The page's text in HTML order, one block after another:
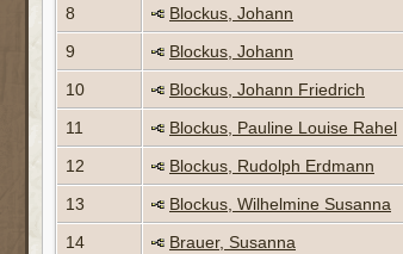
8
Blockus, Johann
9
Blockus, Johann
10
Blockus, Johann Friedrich
11
Blockus, Pauline Louise Rahel
12
Blockus, Rudolph Erdmann
13
Blockus, Wilhelmine Susanna
14
Brauer, Susanna